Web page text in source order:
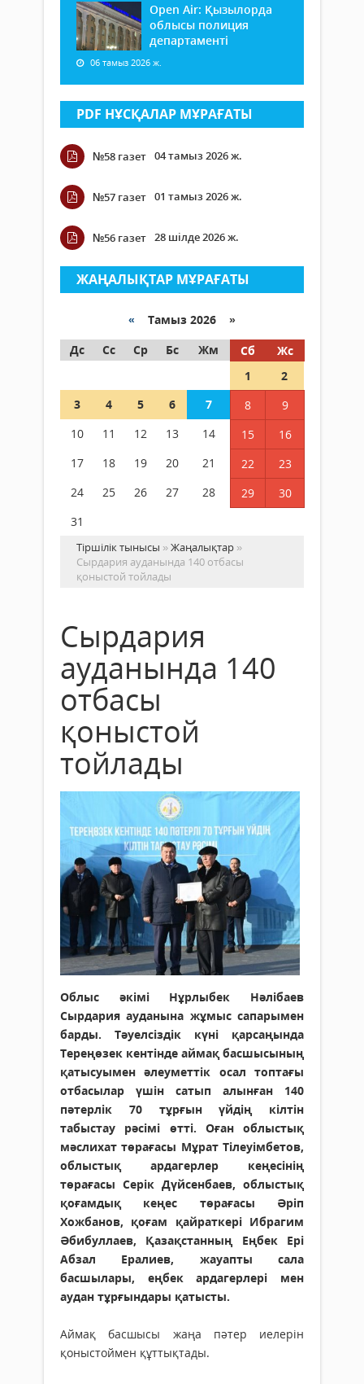
Open Air: Қызылорда
облысы полиция
департаменті
06 тамыз 2026 ж.
PDF НҰСҚАЛАР МҰРАҒАТЫ
№58 газет 04 тамыз 2026 ж.
№57 газет 01 тамыз 2026 ж.
№56 газет 28 шілде 2026 ж.
ЖАҢАЛЫҚТАР МҰРАҒАТЫ
« Тамыз 2026 »
Дс
Сс Ср Бс Жм Сб
Жс
1
2
3
4 5 6 7 8
9
10
11 12 13 14 15
16
17
18 19 20 21 22
23
24
25 26 27 28 29
30
31
Тіршілік тынысы »Жаңалықтар »
Сырдария ауданында 140 отбасы
қоныстой тойлады
Сырдария
ауданында 140
отбасы
қоныстой
тойлады
Облыс әкімі Нұрлыбек Нәлібаев
Сырдария ауданына жұмыс сапарымен
барды. Тәуелсіздік күні қарсаңында
Тереңөзек кентінде аймақ басшысының
қатысуымен әлеуметтік осал топтағы
отбасылар үшін сатып алынған 140
пәтерлік 70 тұрғын үйдің кілтін
табыстау рәсімі өтті. Оған облыстық
мәслихат төрағасы Мұрат Тілеуімбетов,
облыстық ардагерлер кеңесінің
төрағасы Серік Дүйсенбаев, облыстық
қоғамдық кеңес төрағасы Әріп
Хожбанов, қоғам қайраткері Ибрагим
Әбибуллаев, Қазақстанның Еңбек Ері
Абзал Ералиев, жауапты сала
басшылары, еңбек ардагерлері мен
аудан тұрғындары қатысты.
Аймақ басшысы жаңа пәтер иелерін
қоныстоймен құттықтады.